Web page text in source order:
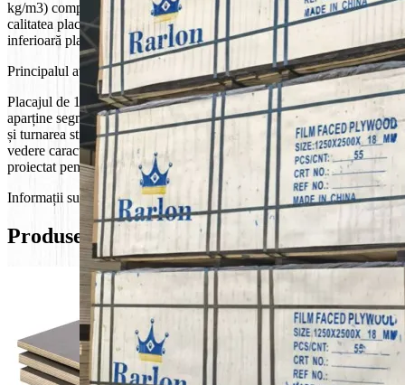
kg/m3) comparativ cu mesteacănul (~650 kg/m3). Ca urmare,
calitatea placajului de plop laminat chinezesc este semnificativ
inferioară placajului de mesteacăn rusesc.
Principalul avantaj al placajului laminat de plop esteprețul scăzut.
Placajul de 18 mm de la producătorul chinez
RARLON Premium
aparține segmentului economic și este destinat utilizării în construcția
și turnarea structurilor de beton (cofraje) de clădiri mici. Având în
vedere caracteristicile de calitate ale acestui placaj, acesta este
proiectat pentru 12-15 cicluri de utilizare.
Informații suplimentare
Produse similare